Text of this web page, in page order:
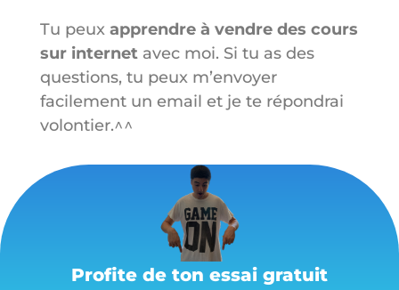
Tu peux apprendre à vendre des cours
sur internetavec moi. Si tu as des
questions, tu peux m’envoyer
facilement un email et je te répondrai
volontier.^^
Profite de ton essai gratuit